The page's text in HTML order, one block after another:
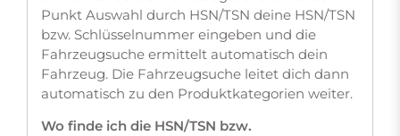
Punkt Auswahl durch HSN/TSN deine HSN/TSN
bzw. Schlüsselnummer eingeben und die
Fahrzeugsuche ermittelt automatisch dein
Fahrzeug. Die Fahrzeugsuche leitet dich dann
automatisch zu den Produktkategorien weiter.
Wo finde ich die HSN/TSN bzw.